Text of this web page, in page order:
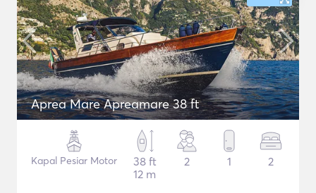
Aprea Mare Apreamare 38 ft
Kapal Pesiar Motor
38 ft
12 m
2 1 2